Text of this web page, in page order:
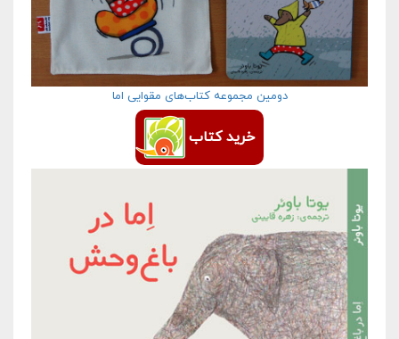
دومین مجموعه کتاب‌های مقوایی اما
خرید کتاب